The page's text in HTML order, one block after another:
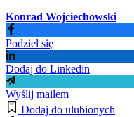
Konrad Wojciechowski
Podziel się
Dodaj do Linkedin
Wyślij mailem
Dodaj do ulubionych